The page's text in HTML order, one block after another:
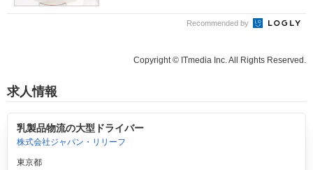
Recommended by
Copyright © ITmedia Inc. All Rights Reserved.
求人情報
乳製品物流の大型ドライバー
株式会社ジャパン・リリーフ
東京都